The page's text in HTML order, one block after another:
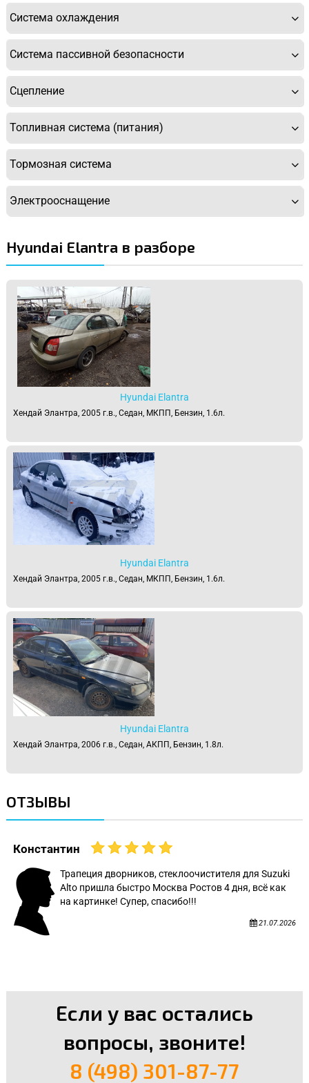
Система охлаждения
Система пассивной безопасности
Сцепление
Топливная система (питания)
Тормозная система
Электрооснащение
Hyundai Elantra в разборе
Hyundai Elantra
Хендай Элантра, 2005 г.в., Седан, МКПП, Бензин, 1.6л.
Hyundai Elantra
Хендай Элантра, 2005 г.в., Седан, МКПП, Бензин, 1.6л.
Hyundai Elantra
Хендай Элантра, 2006 г.в., Седан, АКПП, Бензин, 1.8л.
ОТЗЫВЫ
Константин
Трапеция дворников, стеклоочистителя для Suzuki
Alto пришла быстро Москва Ростов 4 дня, всё как
на картинке! Супер, спасибо!!!
21.07.2026
Если у вас остались
вопросы, звоните!
8 (498) 301-87-77